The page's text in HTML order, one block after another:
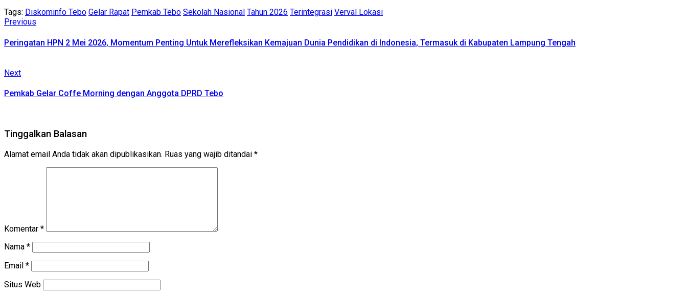
Tags: Diskominfo Tebo Gelar Rapat Pemkab Tebo Sekolah Nasional Tahun 2026 Terintegrasi Verval Lokasi
Continue
Reading
Previous
Peringatan HPN 2 Mei 2026, Momentum Penting Untuk Merefleksikan Kemajuan Dunia Pendidikan di Indonesia, Termasuk di Kabupaten Lampung Tengah
NextNext
Pemkab Gelar Coffe Morning dengan Anggota DPRD Tebo
Tinggalkan Balasan
Alamat email Anda tidak akan dipublikasikan. Ruas yang wajib ditandai *
Komentar *
Nama *
Email *
Situs Web